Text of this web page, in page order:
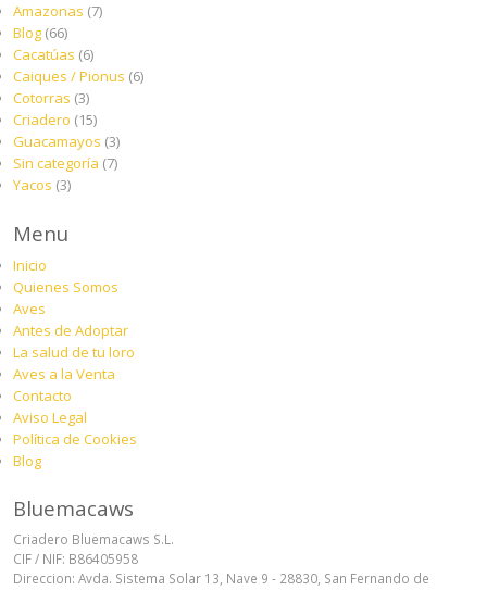
Amazonas (7)
Blog (66)
Cacatúas (6)
Caiques / Pionus (6)
Cotorras (3)
Criadero (15)
Guacamayos (3)
Sin categoría (7)
Yacos (3)
Menu
Inicio
Quienes Somos
Aves
Antes de Adoptar
La salud de tu loro
Aves a la Venta
Contacto
Aviso Legal
Política de Cookies
Blog
Bluemacaws
Criadero Bluemacaws S.L.
CIF / NIF: B86405958
Direccion: Avda. Sistema Solar 13, Nave 9 - 28830, San Fernando de